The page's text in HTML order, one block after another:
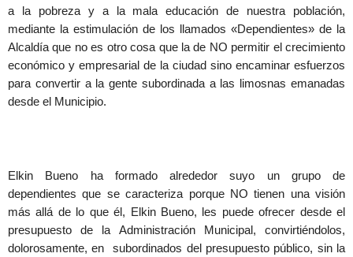
a la pobreza y a la mala educación de nuestra población,
mediante la estimulación de los llamados «Dependientes» de la
Alcaldía que no es otro cosa que la de NO permitir el crecimiento
económico y empresarial de la ciudad sino encaminar esfuerzos
para convertir a la gente subordinada a las limosnas emanadas
desde el Municipio.
Elkin Bueno ha formado alrededor suyo un grupo de
dependientes que se caracteriza porque NO tienen una visión
más allá de lo que él, Elkin Bueno, les puede ofrecer desde el
presupuesto de la Administración Municipal, convirtiéndolos,
dolorosamente, en subordinados del presupuesto público, sin la